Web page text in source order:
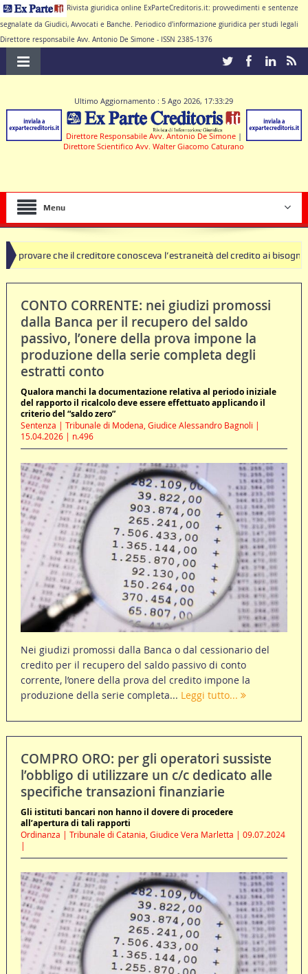
Rivista giuridica online ExParteCreditoris.it: provvedimenti e sentenze
segnalate da Giudici, Avvocati e Banche. Periodico d'informazione giuridica per studi legali
Direttore responsabile Avv. Antonio De Simone - ISSN 2385-1376
Ultimo Aggiornamento : 5 Ago 2026, 17:33:29
Direttore Responsabile Avv. Antonio De Simone |
Direttore Scientifico Avv. Walter Giacomo Caturano
Menu
il creditore conosceva l’estraneità del credito ai bisogni della
clausole nulle deve produrre il contratto di conto corrente
CONTO CORRENTE: nei giudizi promossi
dalla Banca per il recupero del saldo
passivo, l’onere della prova impone la
produzione della serie completa degli
estratti conto
Qualora manchi la documentazione relativa al periodo iniziale
del rapporto il ricalcolo deve essere effettuato applicando il
criterio del “saldo zero”
Sentenza | Tribunale di Modena, Giudice Alessandro Bagnoli |
15.04.2026 | n.496
Nei giudizi promossi dalla Banca o dal cessionario del
credito per il recupero del saldo passivo di conto
corrente, l’onere della prova del credito impone la
produzione della serie completa... Leggi tutto...
COMPRO ORO: per gli operatori sussiste
l’obbligo di utilizzare un c/c dedicato alle
specifiche transazioni finanziarie
Gli istituti bancari non hanno il dovere di procedere
all’apertura di tali rapporti
Ordinanza | Tribunale di Catania, Giudice Vera Marletta | 09.07.2024
|